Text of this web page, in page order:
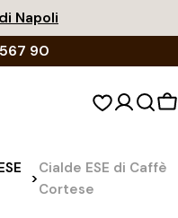
Napoli
90
>
Cialde ESE di Caffè
Cortese